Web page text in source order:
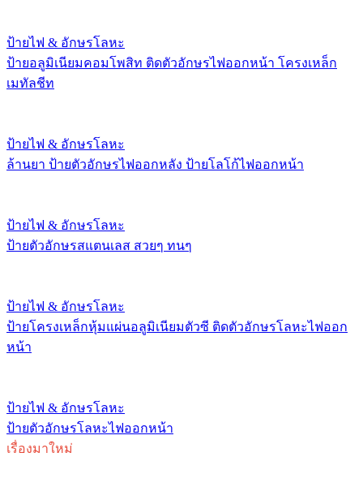
ป้ายไฟ & อักษรโลหะ
ป้ายอลูมิเนียมคอมโพสิท ติดตัวอักษรไฟออกหน้า โครงเหล็ก
เมทัลชีท
ป้ายไฟ & อักษรโลหะ
ล้านยา ป้ายตัวอักษรไฟออกหลัง ป้ายโลโก้ไฟออกหน้า
ป้ายไฟ & อักษรโลหะ
ป้ายตัวอักษรสแตนเลส สวยๆ ทนๆ
ป้ายไฟ & อักษรโลหะ
ป้ายโครงเหล็กหุ้มแผ่นอลูมิเนียมตัวซี ติดตัวอักษรโลหะไฟออก
หน้า
ป้ายไฟ & อักษรโลหะ
ป้ายตัวอักษรโลหะไฟออกหน้า
เรื่องมาใหม่